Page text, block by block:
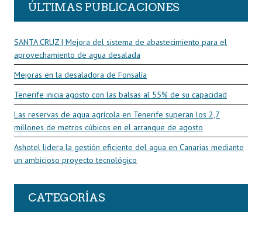
ÚLTIMAS PUBLICACIONES
SANTA CRUZ | Mejora del sistema de abastecimiento para el
aprovechamiento de agua desalada
Mejoras en la desaladora de Fonsalía
Tenerife inicia agosto con las balsas al 55% de su capacidad
Las reservas de agua agrícola en Tenerife superan los 2,7
millones de metros cúbicos en el arranque de agosto
Ashotel lidera la gestión eficiente del agua en Canarias mediante
un ambicioso proyecto tecnológico
CATEGORÍAS